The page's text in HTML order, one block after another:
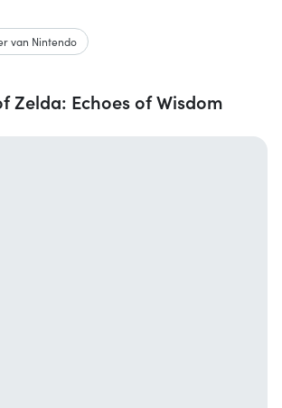
van Nintendo
Zelda: Echoes of Wisdom